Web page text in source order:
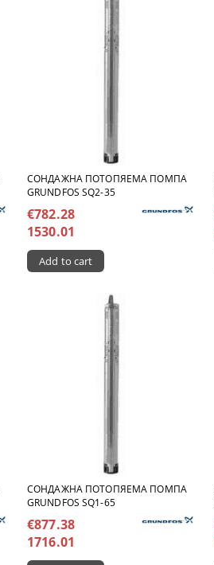
СОНДАЖНА ПОТОПЯЕМА ПОМПА
GRUNDFOS SQ2-35
€782.28
1530.01
СОНДАЖНА ПОТОПЯЕМА ПОМПА
GRUNDFOS SQ1-65
€877.38
1716.01